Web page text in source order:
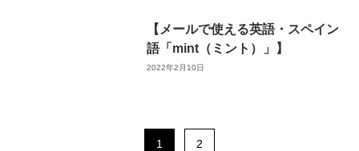
【メールで使える英語・スペイン
語「mint（ミント）」】
2022年2月10日
1 2